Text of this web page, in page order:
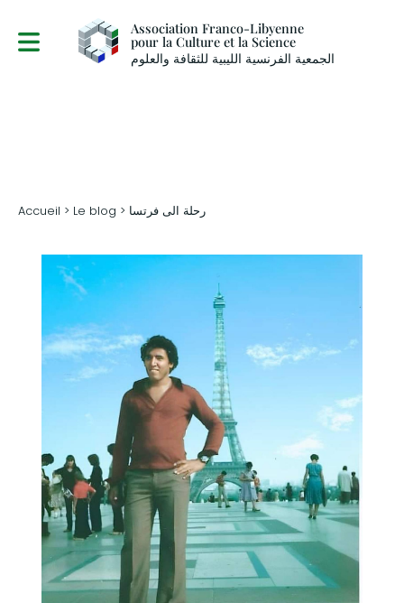
Association Franco-Libyenne
pour la Culture et la Science
الجمعية الفرنسية الليبية للثقافة والعلوم
Accueil > Le blog > رحلة الى فرتسا